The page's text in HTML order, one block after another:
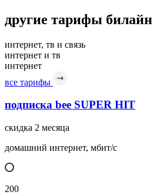
другие тарифы билайн
интернет, тв и связь
интернет и тв
интернет
все тарифы
подписка bee SUPER HIT
скидка 2 месяца
домашний интернет, мбит/с
200